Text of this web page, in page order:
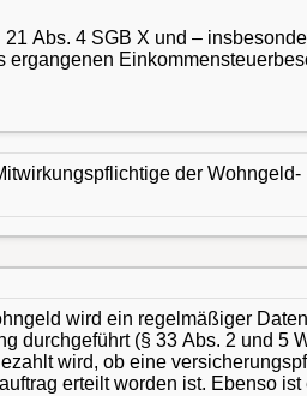
Abs. 4 SGB X und –
der
wird ein regelmäßiger
durchgeführt (§ 33 Abs. 2 und 5
wird, ob eine
erteilt worden ist. Ebenso